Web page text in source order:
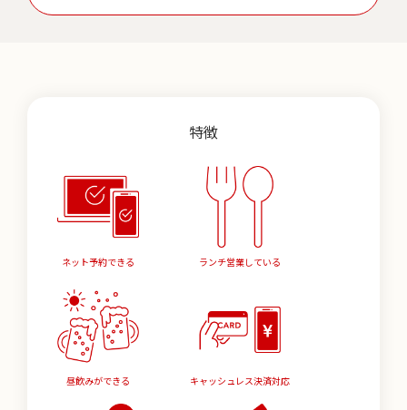
特徴
ネット予約できる ランチ営業している
昼飲みができる キャッシュレス決済対応